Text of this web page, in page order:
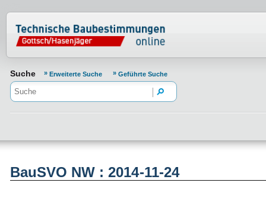
Normenportal Barrierefreiheit
Suche Erweiterte Suche Geführte Suche
BauSVO NW : 2014-11-24